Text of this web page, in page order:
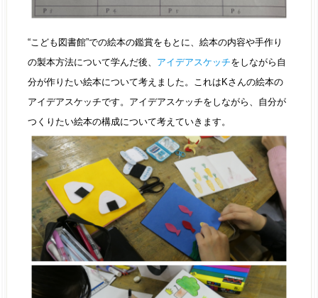
“こども図書館”での絵本の鑑賞をもとに、絵本の内容や手作り
の製本方法について学んだ後、 アイデアスケッチをしながら自
分が作りたい絵本について考えました。これはKさんの絵本の
アイデアスケッチです。アイデアスケッチをしながら、自分が
つくりたい絵本の構成について考えていきます。